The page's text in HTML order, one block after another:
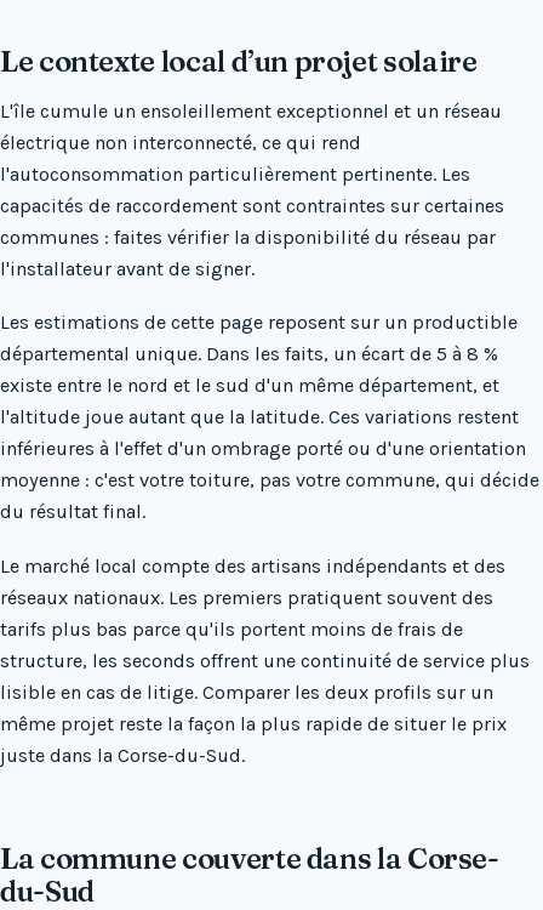
Le contexte local d’un projet solaire
L'île cumule un ensoleillement exceptionnel et un réseau
électrique non interconnecté, ce qui rend
l'autoconsommation particulièrement pertinente. Les
capacités de raccordement sont contraintes sur certaines
communes : faites vérifier la disponibilité du réseau par
l'installateur avant de signer.
Les estimations de cette page reposent sur un productible
départemental unique. Dans les faits, un écart de 5 à 8 %
existe entre le nord et le sud d'un même département, et
l'altitude joue autant que la latitude. Ces variations restent
inférieures à l'effet d'un ombrage porté ou d'une orientation
moyenne : c'est votre toiture, pas votre commune, qui décide
du résultat final.
Le marché local compte des artisans indépendants et des
réseaux nationaux. Les premiers pratiquent souvent des
tarifs plus bas parce qu'ils portent moins de frais de
structure, les seconds offrent une continuité de service plus
lisible en cas de litige. Comparer les deux profils sur un
même projet reste la façon la plus rapide de situer le prix
juste dans la Corse-du-Sud.
La commune couverte dans la Corse-
du-Sud